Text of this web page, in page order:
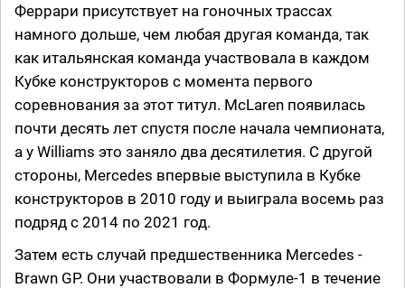
Феррари присутствует на гоночных трассах
намного дольше, чем любая другая команда, так
как итальянская команда участвовала в каждом
Кубке конструкторов с момента первого
соревнования за этот титул. McLaren появилась
почти десять лет спустя после начала чемпионата,
а у Williams это заняло два десятилетия. С другой
стороны, Mercedes впервые выступила в Кубке
конструкторов в 2010 году и выиграла восемь раз
подряд с 2014 по 2021 год.
Затем есть случай предшественника Mercedes -
Brawn GP. Они участвовали в Формуле-1 в течение